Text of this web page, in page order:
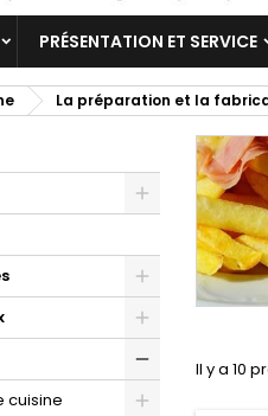
PRÉSENTATION ET SERVICE
La préparation et la
cuisine
Il y a 10